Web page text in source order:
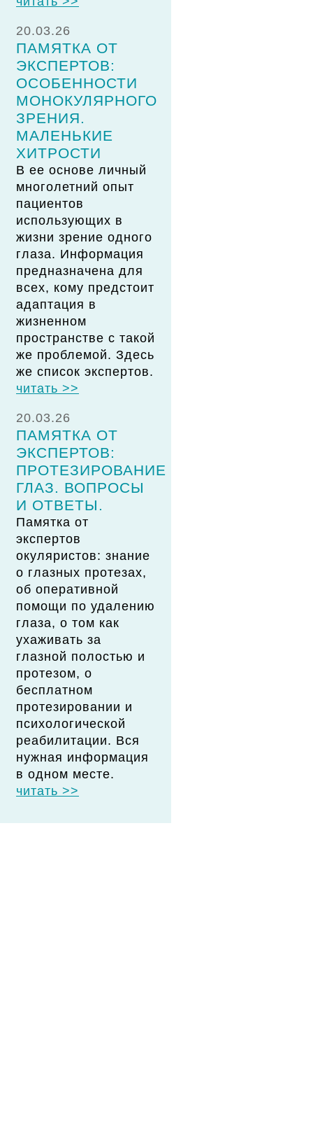
20.03.26
ПАМЯТКА ОТ
ЭКСПЕРТОВ:
ОСОБЕННОСТИ
МОНОКУЛЯРНОГО
ЗРЕНИЯ.
МАЛЕНЬКИЕ
ХИТРОСТИ
В ее основе личный
многолетний опыт
пациентов
использующих в
жизни зрение одного
глаза. Информация
предназначена для
всех, кому предстоит
адаптация в
жизненном
пространстве с такой
же проблемой. Здесь
же список экспертов.
читать >>
20.03.26
ПАМЯТКА ОТ
ЭКСПЕРТОВ:
ПРОТЕЗИРОВАНИЕ
ГЛАЗ. ВОПРОСЫ
И ОТВЕТЫ.
Памятка от
экспертов
окуляристов: знание
о глазных протезах,
об оперативной
помощи по удалению
глаза, о том как
ухаживать за
глазной полостью и
протезом, о
бесплатном
протезировании и
психологической
реабилитации. Вся
нужная информация
в одном месте.
читать >>